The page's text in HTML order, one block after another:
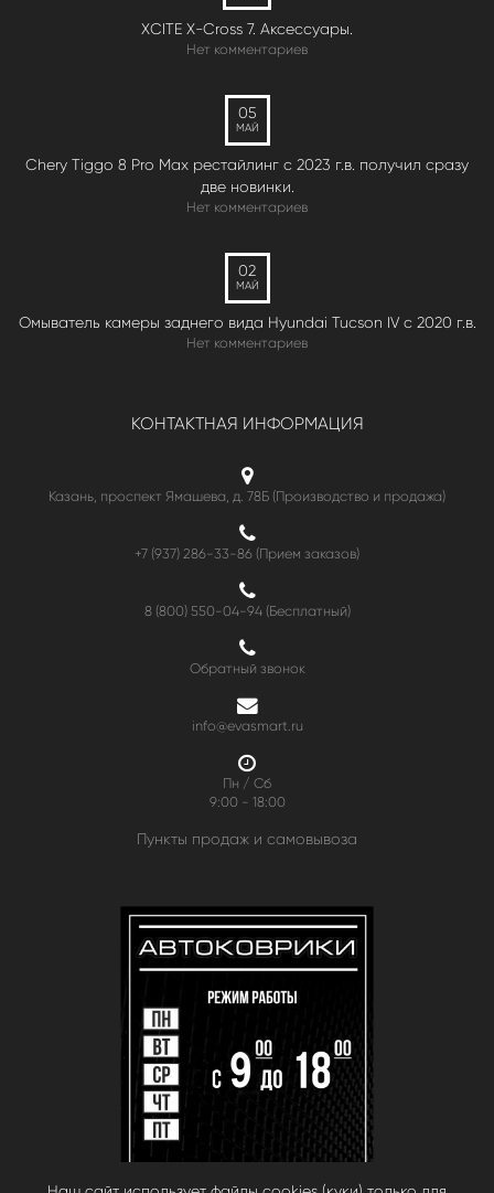
XCITE X-Cross 7. Аксессуары.
Нет комментариев
05
МАЙ
Chery Tiggo 8 Pro Max рестайлинг с 2023 г.в. получил сразу
две новинки.
Нет комментариев
02
МАЙ
Омыватель камеры заднего вида Hyundai Tucson IV c 2020 г.в.
Нет комментариев
КОНТАКТНАЯ ИНФОРМАЦИЯ
Казань, проспект Ямашева, д. 78Б (Производство и продажа)
+7 (937) 286-33-86 (Прием заказов)
8 (800) 550-04-94(Бесплатный)
Обратный звонок
info@evasmart.ru
Пн / Сб
9:00 - 18:00
Пункты продаж и самовывоза